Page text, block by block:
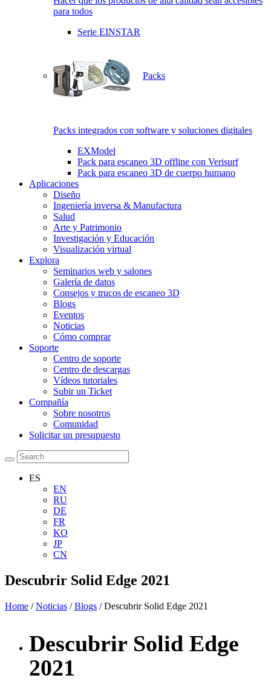
para todos
Serie EINSTAR
Packs
Packs integrados con software y soluciones digitales
EXModel
Pack para escaneo 3D offline con Verisurf
Pack para escaneo 3D de cuerpo humano
Aplicaciones
Diseño
Ingeniería inversa & Manufactura
Salud
Arte y Patrimonio
Investigación y Educación
Visualización virtual
Explora
Seminarios web y salones
Galería de datos
Consejos y trucos de escaneo 3D
Blogs
Eventos
Noticias
Cómo comprar
Soporte
Centro de soporte
Centro de descargas
Vídeos tutoriales
Subir un Ticket
Compañía
Sobre nosotros
Comunidad
Solicitar un presupuesto
ES
EN
RU
DE
FR
KO
JP
CN
Descubrir Solid Edge 2021
Home /Noticias /Blogs / Descubrir Solid Edge 2021
Descubrir Solid Edge
2021